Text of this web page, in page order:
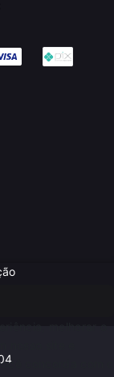
melhorar o
concorda com o